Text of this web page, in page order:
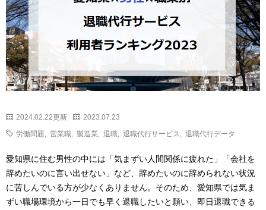
2024.02.22更新 2023.07.23
労働問題 営業職 製造業 退職 退職代行サービス 退職代行データ
愛知県に住む男性の中には「気まずい人間関係に疲れた」「会社を
辞めたいのに言い出せない」など、辞めたいのに辞められない状況
に苦しんでいる方が少なくありません。そのため、愛知県では気ま
ずい職場環境から一日でも早く退職したいと願い、即日退職できる